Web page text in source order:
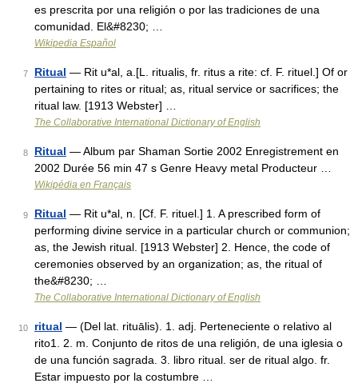
es prescrita por una religión o por las tradiciones de una
comunidad. El&#8230; …
Wikipedia Español
7 Ritual — Rit u*al, a.[L. ritualis, fr. ritus a rite: cf. F. rituel.] Of or
pertaining to rites or ritual; as, ritual service or sacrifices; the
ritual law. [1913 Webster] …
The Collaborative International Dictionary of English
8 Ritual — Album par Shaman Sortie 2002 Enregistrement en
2002 Durée 56 min 47 s Genre Heavy metal Producteur …
Wikipédia en Français
9 Ritual — Rit u*al, n. [Cf. F. rituel.] 1. A prescribed form of
performing divine service in a particular church or communion;
as, the Jewish ritual. [1913 Webster] 2. Hence, the code of
ceremonies observed by an organization; as, the ritual of
the&#8230; …
The Collaborative International Dictionary of English
10 ritual — (Del lat. rituālis). 1. adj. Perteneciente o relativo al
rito1. 2. m. Conjunto de ritos de una religión, de una iglesia o
de una función sagrada. 3. libro ritual. ser de ritual algo. fr.
Estar impuesto por la costumbre …